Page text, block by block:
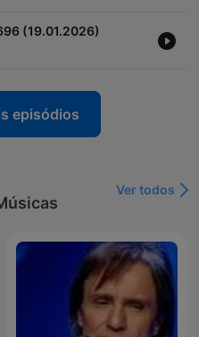
(19.01.2026)
episódios
Ver todos